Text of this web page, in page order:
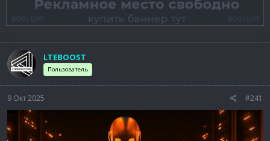
LTEBOOST
Пользователь
9 Окт 2025 #241